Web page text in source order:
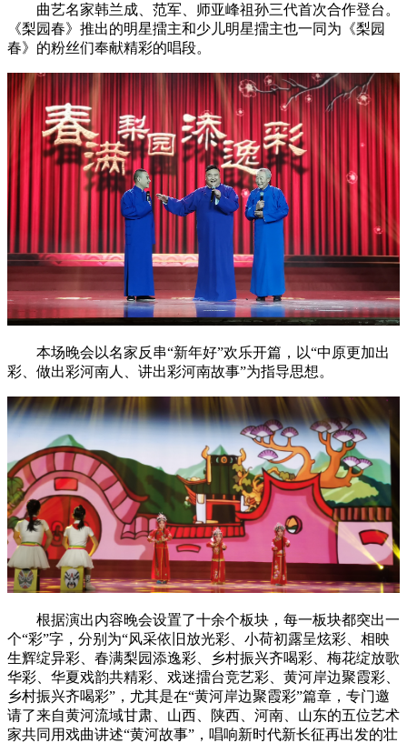
曲艺名家韩兰成、范军、师亚峰祖孙三代首次合作登台。
《梨园春》推出的明星擂主和少儿明星擂主也一同为《梨园
春》的粉丝们奉献精彩的唱段。
本场晚会以名家反串“新年好”欢乐开篇，以“中原更加出
彩、做出彩河南人、讲出彩河南故事”为指导思想。
根据演出内容晚会设置了十余个板块，每一板块都突出一
个“彩”字，分别为“风采依旧放光彩、小荷初露呈炫彩、相映
生辉绽异彩、春满梨园添逸彩、乡村振兴齐喝彩、梅花绽放歌
华彩、华夏戏韵共精彩、戏迷擂台竞艺彩、黄河岸边聚霞彩、
乡村振兴齐喝彩”，尤其是在“黄河岸边聚霞彩”篇章，专门邀
请了来自黄河流域甘肃、山西、陕西、河南、山东的五位艺术
家共同用戏曲讲述“黄河故事”，唱响新时代新长征再出发的壮